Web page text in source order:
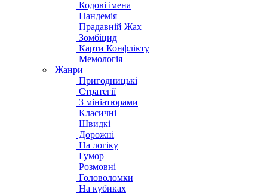
Кодові імена
Пандемія
Прадавній Жах
Зомбіцид
Карти Конфлікту
Мемологія
Жанри
Пригодницькі
Стратегії
З мініатюрами
Класичні
Швидкі
Дорожні
На логіку
Гумор
Розмовні
Головоломки
На кубиках